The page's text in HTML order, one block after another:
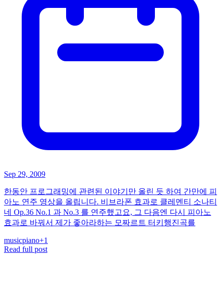
Sep 29, 2009
한동안 프로그래밍에 관련된 이야기만 올린 듯 하여 간만에 피
아노 연주 영상을 올립니다. 비브라폰 효과로 클레멘티 소나티
네 Op.36 No.1 과 No.3 를 연주했고요, 그 다음엔 다시 피아노
효과로 바꿔서 제가 좋아라하는 모짜르트 터키행진곡를
musicpiano+1
Read full post